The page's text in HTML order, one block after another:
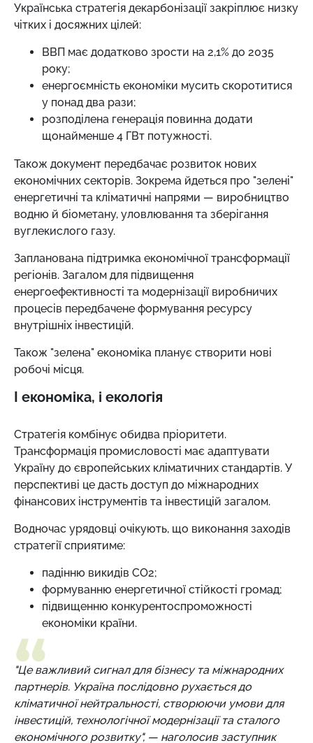
Українська стратегія декарбонізації закріплює низку
чітких і досяжних цілей:
ВВП має додатково зрости на 2,1% до 2035
року;
енергоємність економіки мусить скоротитися
у понад два рази;
розподілена генерація повинна додати
щонайменше 4 ГВт потужності.
Також документ передбачає розвиток нових
економічних секторів. Зокрема йдеться про "зелені"
енергетичні та кліматичні напрями — виробництво
водню й біометану, уловлювання та зберігання
вуглекислого газу.
Запланована підтримка економічної трансформації
регіонів. Загалом для підвищення
енергоефективності та модернізації виробничих
процесів передбачене формування ресурсу
внутрішніх інвестицій.
Також "зелена" економіка планує створити нові
робочі місця.
І економіка, і екологія
Стратегія комбінує обидва пріоритети.
Трансформація промисловості має адаптувати
Україну до європейських кліматичних стандартів. У
перспективі це дасть доступ до міжнародних
фінансових інструментів та інвестицій загалом.
Водночас урядовці очікують, що виконання заходів
стратегії сприятиме:
падінню викидів СО2;
формуванню енергетичної стійкості громад;
підвищенню конкурентоспроможності
економіки країни.
"Це важливий сигнал для бізнесу та міжнародних
партнерів. Україна послідовно рухається до
кліматичної нейтральності, створюючи умови для
інвестицій, технологічної модернізації та сталого
економічного розвитку", — наголосив заступник